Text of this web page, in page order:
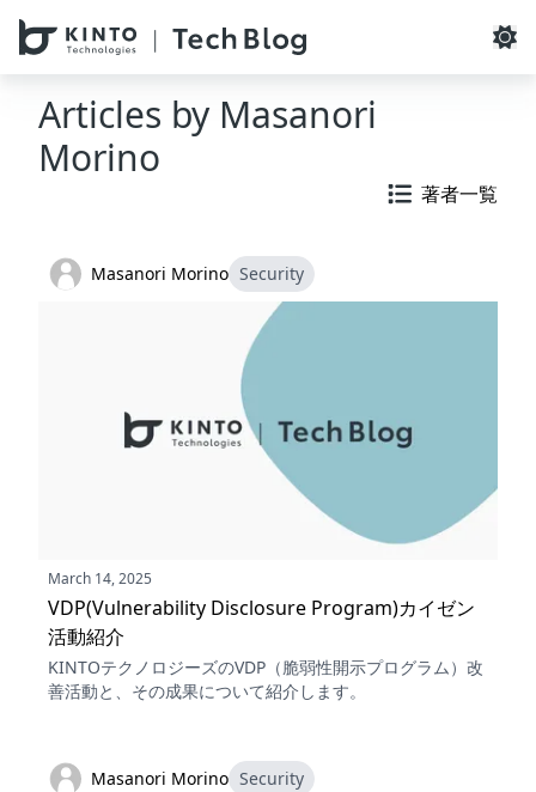
本文へスキップ / Skip to main content
Articles by Masanori
Morino
著者一覧
Masanori Morino Security
March 14, 2025
VDP(Vulnerability Disclosure Program)カイゼン
活動紹介
KINTOテクノロジーズのVDP（脆弱性開示プログラム）改
善活動と、その成果について紹介します。
Masanori Morino Security